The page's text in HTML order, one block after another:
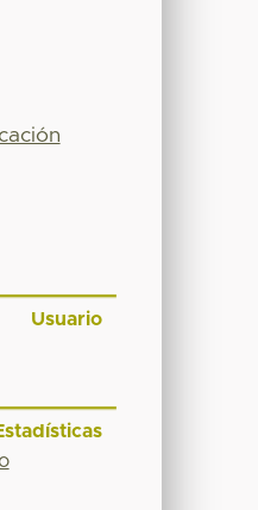
Usuario